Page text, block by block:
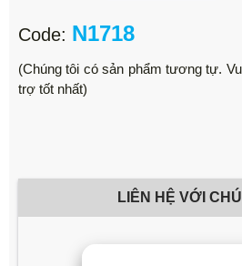
Code: N1718
(Chúng tôi có sản phẩm tương tự.
trợ tốt nhất)
LIÊN HỆ VỚI